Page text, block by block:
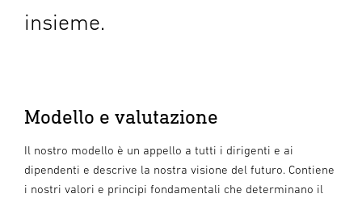
insieme.
Modello e valutazione
Il nostro modello è un appello a tutti i dirigenti e ai
dipendenti e descrive la nostra visione del futuro. Contiene
i nostri valori e principi fondamentali che determinano il